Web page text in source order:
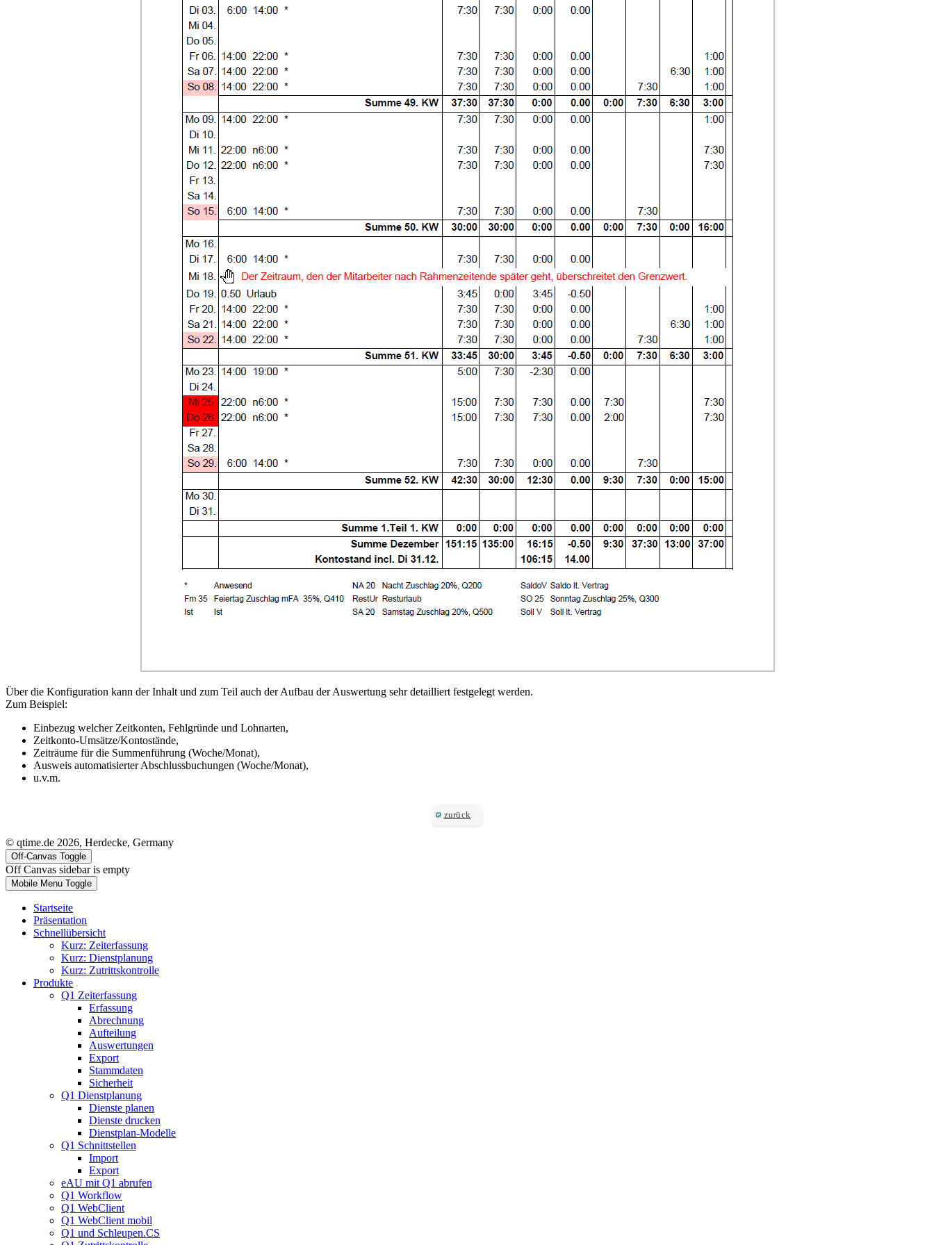
Über die Konfiguration kann der Inhalt und zum Teil auch der Aufbau der Auswertung sehr detailliert festgelegt werden.
Zum Beispiel:
Einbezug welcher Zeitkonten, Fehlgründe und Lohnarten,
Zeitkonto-Umsätze/Kontostände,
Zeiträume für die Summenführung (Woche/Monat),
Ausweis automatisierter Abschlussbuchungen (Woche/Monat),
u.v.m.
zurück
© qtime.de 2026, Herdecke, Germany
Off-Canvas Toggle
Off Canvas sidebar is empty
Mobile Menu Toggle
Startseite
Präsentation
Schnellübersicht
Kurz: Zeiterfassung
Kurz: Dienstplanung
Kurz: Zutrittskontrolle
Produkte
Q1 Zeiterfassung
Erfassung
Abrechnung
Aufteilung
Auswertungen
Export
Stammdaten
Sicherheit
Q1 Dienstplanung
Dienste planen
Dienste drucken
Dienstplan-Modelle
Q1 Schnittstellen
Import
Export
eAU mit Q1 abrufen
Q1 Workflow
Q1 WebClient
Q1 WebClient mobil
Q1 und Schleupen.CS